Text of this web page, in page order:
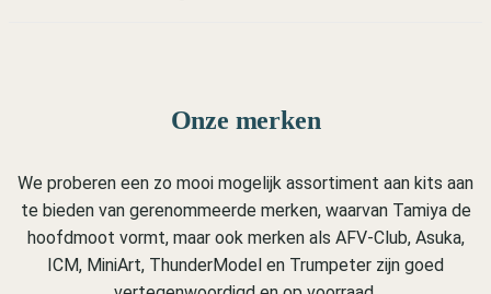
Onze merken
We proberen een zo mooi mogelijk assortiment aan kits aan
te bieden van gerenommeerde merken, waarvan Tamiya de
hoofdmoot vormt, maar ook merken als AFV-Club, Asuka,
ICM, MiniArt, ThunderModel en Trumpeter zijn goed